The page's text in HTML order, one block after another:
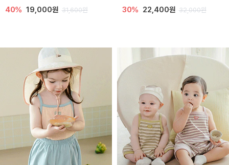
40% 19,000원 31,600원 30% 22,400원 32,000원